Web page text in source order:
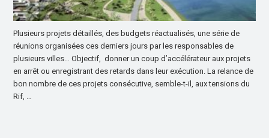
Plusieurs projets détaillés, des budgets réactualisés, une série de
réunions organisées ces derniers jours par les responsables de
plusieurs villes… Objectif, donner un coup d’accélérateur aux projets
en arrêt ou enregistrant des retards dans leur exécution. La relance de
bon nombre de ces projets consécutive, semble-t-il, aux tensions du
Rif, …